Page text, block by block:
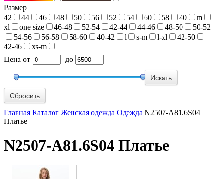
Размер
42
44 46 48 50 56 52 54 60 58 40
m
xl
one size 46-48 52-54 42-44 44-46 48-50
50-52
54-56
56-58 58-60 40-42 l s-m l-xl
42-50
42-46
xs-m
Цена от до
Сбросить
Главная Каталог Женская одежда Одежда N2507-A81.6S04
Платье
N2507-A81.6S04 Платье